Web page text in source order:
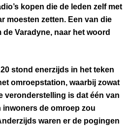
kopen die de leden zelf met
moesten zetten. Een van die
Varadyne, naar het woord
stond enerzijds in het teken
omroepstation, waarbij zowat
veronderstelling is dat één van
inwoners de omroep zou
waren er de pogingen